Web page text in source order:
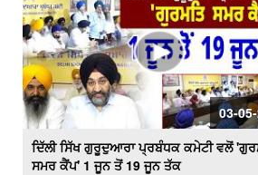
03-
ਦਿੱਲੀ ਸਿੱਖ ਗੁਰੂਦੁਆਰਾ ਪ੍ਰਬੰਧਕ ਕਮੇਟੀ ਵਲੋਂ
ਸਮਰ ਕੈਂਪ' 1 ਜੂਨ ਤੋਂ 19 ਜੂਨ ਤੱਕ